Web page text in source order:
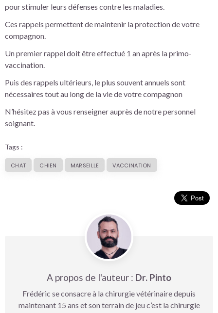
pour stimuler leurs défenses contre les maladies.
Ces rappels permettent de maintenir la protection de votre
compagnon.
Un premier rappel doit être effectué 1 an après la primo-
vaccination.
Puis des rappels ultérieurs, le plus souvent annuels sont
nécessaires tout au long de la vie de votre compagnon
N’hésitez pas à vous renseigner auprès de notre personnel
soignant.
Tags :
CHAT CHIEN MARSEILLE VACCINATION
A propos de l'auteur : Dr. Pinto
Frédéric se consacre à la chirurgie vétérinaire depuis
maintenant 15 ans et son terrain de jeu c’est la chirurgie